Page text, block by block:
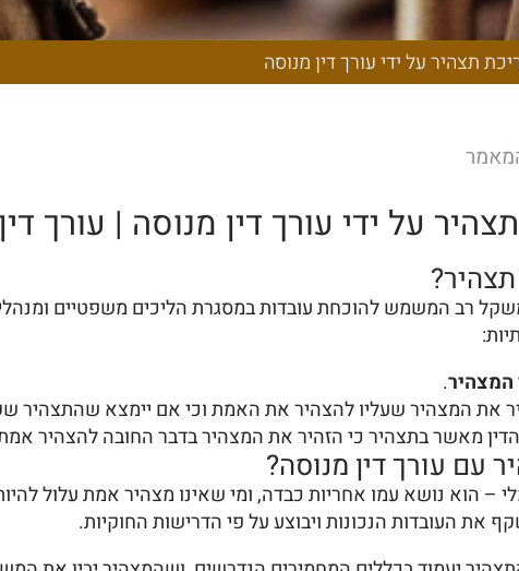
תצהיר על ידי עורך דין מנוסה
על ידי עורך דין מנוסה | עורך
רב המשמש להוכחת עובדות במסגרת הליכים משפטיים
המצהיר.
את המצהיר שעליו להצהיר את האמת וכי אם יימצא שהתצהיר
מאשר בתצהיר כי הזהיר את המצהיר בדבר החובה להצהיר
עם עורך דין מנוסה?
הוא נושא עמו אחריות כבדה, ומי שאינו מצהיר אמת עלול
את העובדות הנכונות ויבוצע על פי הדרישות החוקיות.